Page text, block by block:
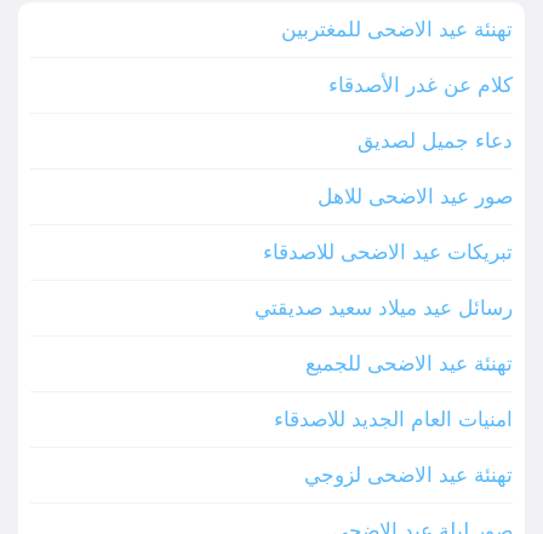
تهنئة عيد الاضحى للمغتربين
كلام عن غدر الأصدقاء
دعاء جميل لصديق
صور عيد الاضحى للاهل
تبريكات عيد الاضحى للاصدقاء
رسائل عيد ميلاد سعيد صديقتي
تهنئة عيد الاضحى للجميع
امنيات العام الجديد للاصدقاء
تهنئة عيد الاضحى لزوجي